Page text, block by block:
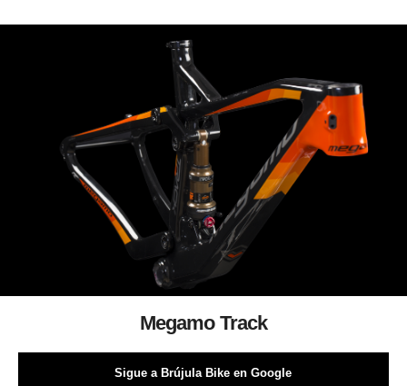
Megamo Track
Sigue a Brújula Bike en Google